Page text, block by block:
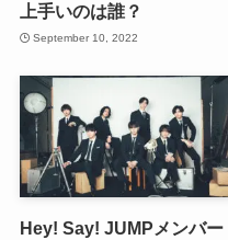
上手いのは誰？
September 10, 2022
Hey! Say! JUMPメンバー